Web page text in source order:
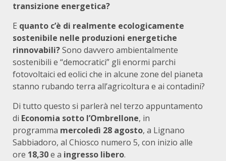
transizione energetica?
E quanto c’è di realmente ecologicamente
sostenibile nelle produzioni energetiche
rinnovabili?Sono davvero ambientalmente
sostenibili e “democratici” gli enormi parchi
fotovoltaici ed eolici che in alcune zone del pianeta
stanno rubando terra all’agricoltura e ai contadini?
Di tutto questo si parlerà nel terzo appuntamento
di Economia sotto l’Ombrellone, in
programma mercoledì 28 agosto, a Lignano
Sabbiadoro, al Chiosco numero 5, con inizio alle
ore 18,30e a ingresso libero.